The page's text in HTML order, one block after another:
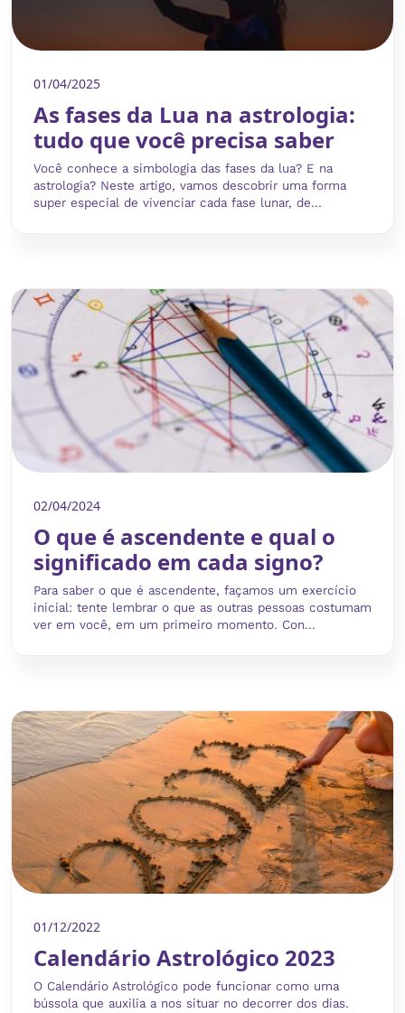
01/04/2025
As fases da Lua na astrologia:
tudo que você precisa saber
Você conhece a simbologia das fases da lua? E na
astrologia? Neste artigo, vamos descobrir uma forma
super especial de vivenciar cada fase lunar, de...
02/04/2024
O que é ascendente e qual o
significado em cada signo?
Para saber o que é ascendente, façamos um exercício
inicial: tente lembrar o que as outras pessoas costumam
ver em você, em um primeiro momento. Con...
01/12/2022
Calendário Astrológico 2023
O Calendário Astrológico pode funcionar como uma
bússola que auxilia a nos situar no decorrer dos dias.